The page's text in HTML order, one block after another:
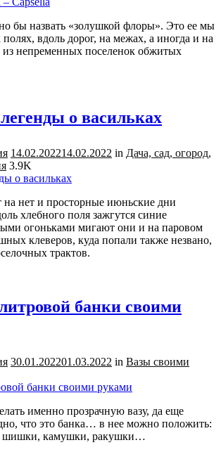
бы назвать «золушкой флоры». Это ее мы
вдоль дорог, на межах, а иногда и на
из непременных поселенок обжитых
о васильках
14.02.202214.02.2022 in Дача, сад, огород,
3.9K
на нет и просторные июньские дни
хлебного поля зажгутся синие
огоньками мигают они и на паровом
клеверов, куда попали также незвано,
трактов.
банки своими
30.01.202201.03.2022 in Вазы своими
именно прозрачную вазу, да еще
что это банка… в нее можно положить:
шишки, камушки, ракушки…